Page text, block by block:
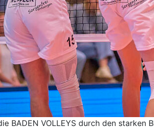
BADEN VOLLEYS durch den starken